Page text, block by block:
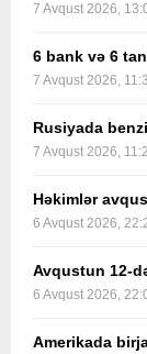
7 Avqust 2026,
6 bank və 6
7 Avqust 2026,
Rusiyada
7 Avqust 2026,
Həkimlər
6 Avqust 2026,
Avqustun 12-
6 Avqust 2026,
Amerikada